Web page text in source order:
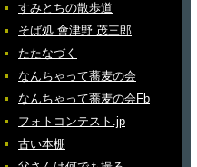
すみとちの散歩道
そば処 會津野 茂三郎
たたなづく
なんちゃって蕎麦の会
なんちゃって蕎麦の会Fb
フォトコンテスト.jp
古い本棚